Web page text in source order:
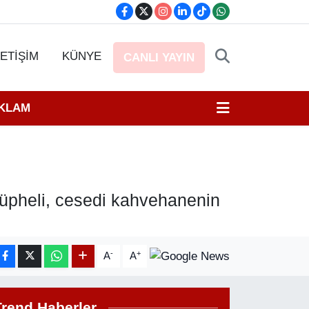
KÜNYE CANLI YAYIN
cesedi kahvehanenin
A- A+